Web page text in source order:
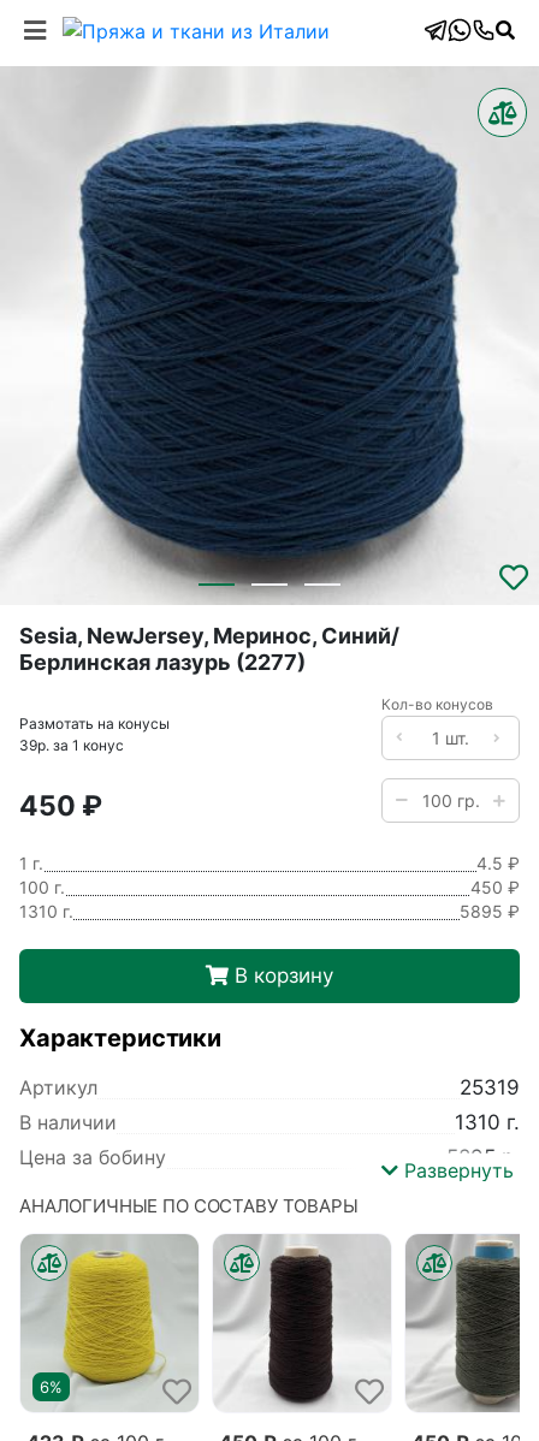
Sesia, NewJersey, Меринос, Синий/
Берлинская лазурь (2277)
Размотать на конусы
39р. за 1 конус
Кол-во конусов
450 ₽
1 г.
4.5 ₽
100 г.
450 ₽
1310 г.
5895 ₽
В корзину
Характеристики
Артикул
25319
В наличии
1310 г.
Цена за бобину
5895 р.
Коллекция
NewJersey
Базовый цвет
Синий
Цвет
Берлинская лазурь (2277)
Метраж
165 м/100 гр
Детальный состав
Меринос 100%
Развернуть
АНАЛОГИЧНЫЕ ПО СОСТАВУ ТОВАРЫ
6%